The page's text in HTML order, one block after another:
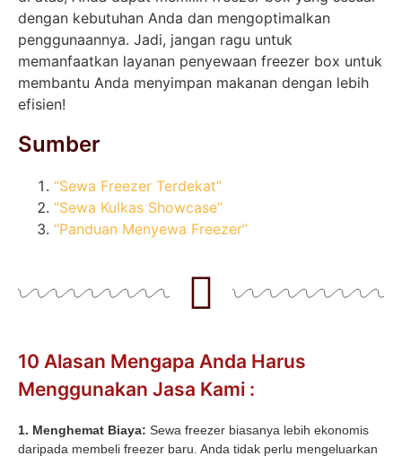
dengan kebutuhan Anda dan mengoptimalkan
penggunaannya. Jadi, jangan ragu untuk
memanfaatkan layanan penyewaan freezer box untuk
membantu Anda menyimpan makanan dengan lebih
efisien!
Sumber
“Sewa Freezer Terdekat”
“Sewa Kulkas Showcase”
“Panduan Menyewa Freezer”
10 Alasan Mengapa Anda Harus
Menggunakan Jasa Kami :
1. Menghemat Biaya: Sewa freezer biasanya lebih ekonomis
daripada membeli freezer baru. Anda tidak perlu mengeluarkan